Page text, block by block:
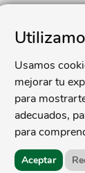
Usamos
mejorar tu
para
adecuados,
para
Aceptar
,